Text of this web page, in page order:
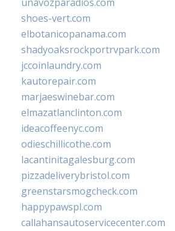
shoes-vert.com
elbotanicopanama.com
shadyoaksrockportrvpark.com
jccoinlaundry.com
kautorepair.com
marjaeswinebar.com
elmazatlanclinton.com
ideacoffeenyc.com
odieschillicothe.com
lacantinitagalesburg.com
pizzadeliverybristol.com
greenstarsmogcheck.com
happypawspl.com
callahansautoservicecenter.com